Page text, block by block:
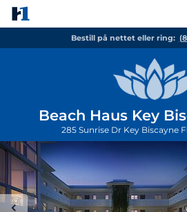
Bestill på nettet eller ring:
Beach Haus Key
285 Sunrise Dr Key Biscayne